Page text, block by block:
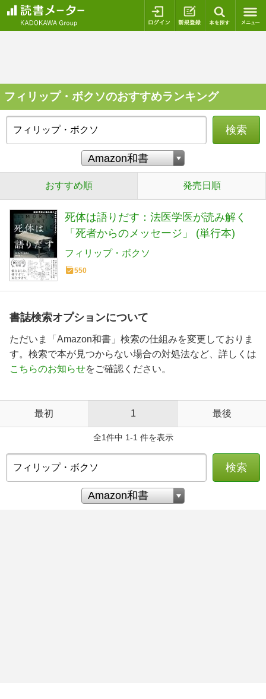
ログイン 新規登録
フィリップ・ボクソのおすすめランキング
検索
おすすめ順 発売日順
死体は語りだす：法医学医が読み解く
「死者からのメッセージ」 (単行本)
フィリップ・ボクソ
550
書誌検索オプションについて
ただいま「Amazon和書」検索の仕組みを変更しておりま
す。検索で本が見つからない場合の対処法など、詳しくは
こちらのお知らせをご確認ください。
最初 1 最後
全1件中 1-1 件を表示
検索